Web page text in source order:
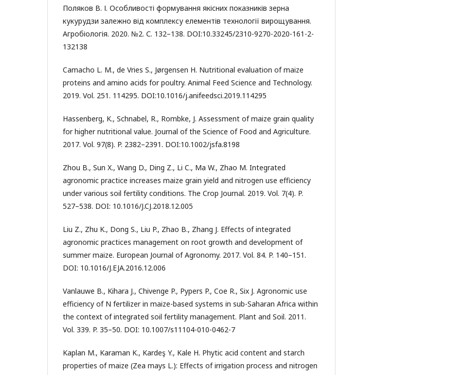
Поляков В. І. Особливості формування якісних показників зерна
кукурудзи залежно від комплексу елементів технології вирощування.
Агробіологія. 2020. №2. С. 132–138. DOI:10.33245/2310-9270-2020-161-2-
132138
Camacho L. M., de Vries S., Jørgensen H. Nutritional evaluation of maize
proteins and amino acids for poultry. Animal Feed Science and Technology.
2019. Vol. 251. 114295. DOI:10.1016/j.anifeedsci.2019.114295
Hassenberg, K., Schnabel, R., Rombke, J. Assessment of maize grain quality
for higher nutritional value. Journal of the Science of Food and Agriculture.
2017. Vol. 97(8). P. 2382–2391. DOI:10.1002/jsfa.8198
Zhou B., Sun X., Wang D., Ding Z., Li C., Ma W., Zhao M. Integrated
agronomic practice increases maize grain yield and nitrogen use efficiency
under various soil fertility conditions. The Crop Journal. 2019. Vol. 7(4). P.
527–538. DOI: 10.1016/J.CJ.2018.12.005
Liu Z., Zhu K., Dong S., Liu P., Zhao B., Zhang J. Effects of integrated
agronomic practices management on root growth and development of
summer maize. European Journal of Agronomy. 2017. Vol. 84. P. 140–151.
DOI: 10.1016/J.EJA.2016.12.006
Vanlauwe B., Kihara J., Chivenge P., Pypers P., Coe R., Six J. Agronomic use
efficiency of N fertilizer in maize-based systems in sub-Saharan Africa within
the context of integrated soil fertility management. Plant and Soil. 2011.
Vol. 339. P. 35–50. DOI: 10.1007/s11104-010-0462-7
Kaplan M., Karaman K., Kardeş Y., Kale H. Phytic acid content and starch
properties of maize (Zea mays L.): Effects of irrigation process and nitrogen